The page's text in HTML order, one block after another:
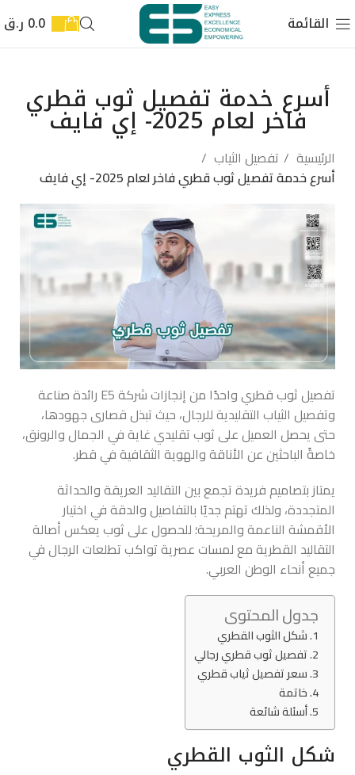
القائمة 0.0 ر.ق
أسرع خدمة تفصيل ثوب قطري
فاخر لعام 2025- إي فايف
الرئيسية
تفصيل الثياب
أسرع خدمة تفصيل ثوب قطري فاخر لعام 2025- إي فايف
تفصيل ثوب قطري واحدًا من إنجازات شركة E5 رائدة صناعة
وتفصيل الثياب التقليدية للرجال، حيث تبذل قصارى جهودها،
حتى يحصل العميل على ثوب تقليدي غاية في الجمال والرونق،
خاصةً الباحثين عن الأناقة والهوية الثقافية في قطر.
يمتاز بتصاميم فريدة تجمع بين التقاليد العريقة والحداثة
المتجددة، ولذلك تهتم جديًا بالتفاصيل والدقة في اختيار
الأقمشة الناعمة والمريحة؛ للحصول على ثوب يعكس أصالة
التقاليد القطرية مع لمسات عصرية تواكب تطلعات الرجال في
جميع أنحاء الوطن العربي.
جدول المحتوى
شكل الثوب القطري
تفصيل ثوب قطري رجالي
سعر تفصيل ثياب قطري
خاتمة
أسئلة شائعة
شكل الثوب القطري